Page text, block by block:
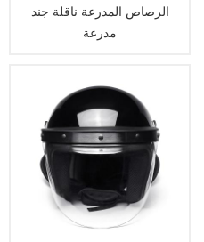
الرصاص المدرعة ناقلة جند
مدرعة